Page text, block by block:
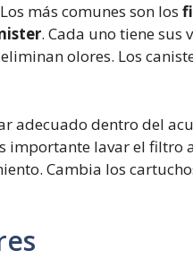
más comunes son los
. Cada uno tiene sus
olores. Los
adecuado dentro del
importante lavar el filtro
Cambia los